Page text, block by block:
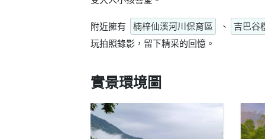
附近擁有 楠梓仙溪河川保育區 、
吉巴谷
玩拍照錄影，留下精采的回憶。
實景環境圖